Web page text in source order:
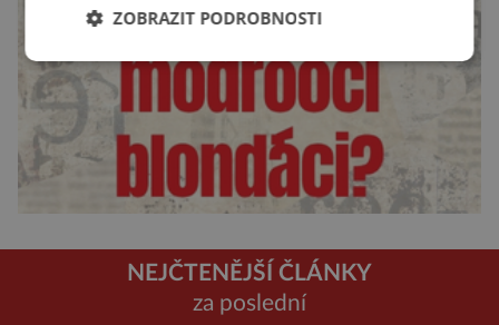
NEJČTENĚJŠÍ ČLÁNKY
za poslední
ZOBRAZIT PODROBNOSTI